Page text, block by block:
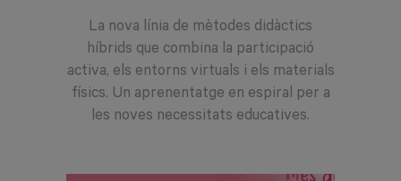
La nova línia de mètodes didàctics
híbrids que combina la participació
activa, els entorns virtuals i els materials
físics. Un aprenentatge en espiral per a
les noves necessitats educatives.